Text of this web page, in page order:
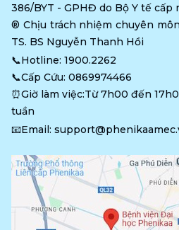
386/BYT - GPHĐ do Bộ Y tế cấp
®️ Chịu trách nhiệm chuyên
TS. BS Nguyễn Thanh Hồi
📞Hotline: 1900.2262
📞Cấp Cứu: 0869974466
⏰Giờ làm việc:Từ 7h00 đến
tuần
📧Email: